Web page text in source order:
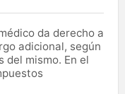
da derecho a
adicional, según
del mismo. En el